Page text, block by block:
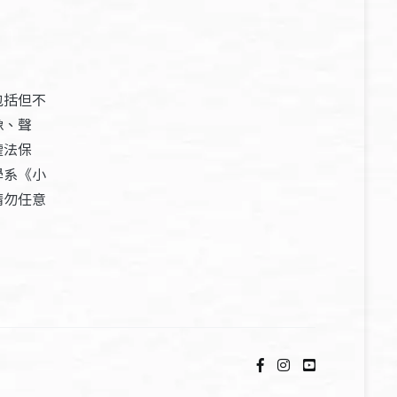
但不
聲
保
《小
任意